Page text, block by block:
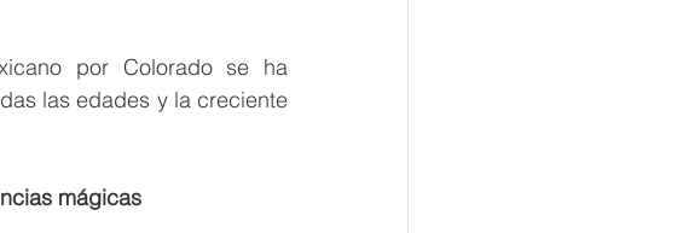
por Colorado se ha
las edades y la creciente
mágicas